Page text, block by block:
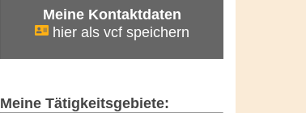
Meine Kontaktdaten
hier als vcf speichern
Meine Tätigkeitsgebiete: